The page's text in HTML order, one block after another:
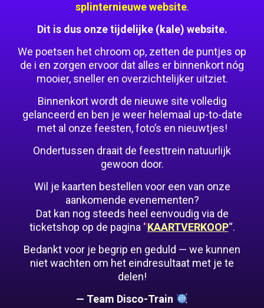
splinternieuwe website.
Dit is dus onze tijdelijke (kale) website.
We poetsen het chroom op, zetten de puntjes op
de i en zorgen ervoor dat alles er binnenkort nóg
mooier, sneller en overzichtelijker uitziet.
Binnenkort wordt de nieuwe site volledig
gelanceerd en ben je weer helemaal up-to-date
met al onze feesten, foto’s en nieuwtjes!
Ondertussen draait de feesttrein natuurlijk
gewoon door.
Wil je kaarten bestellen voor een van onze
aankomende evenementen?
Dat kan nog steeds heel eenvoudig via de
ticketshop op de pagina ‘‘KAARTVERKOOP“.
Bedankt voor je begrip en geduld — we kunnen
niet wachten om het eindresultaat met je te
delen!
— Team Disco-Train